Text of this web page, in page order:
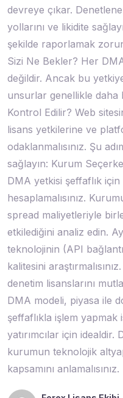
devreye çıkar.
yollarını ve likidite
şekilde raporlamak
Sizi Ne Bekler? Her
değildir. Ancak bu
unsurlar genellikle daha
Kontrol Edilir? Web
lisans yetkilerine ve
odaklanmalısınız. Şu
sağlayın: Kurum
DMA yetkisi şeffaflık
hesaplamalısınız.
spread maliyetleriyle
etkilediğini analiz edin.
teknolojinin (API
kalitesini
denetim lisanslarını
DMA modeli, piyasa ile
şeffaflıkla işlem
yatırımcılar için idealdir.
kurumun teknolojik
kapsamını anlamalısınız.